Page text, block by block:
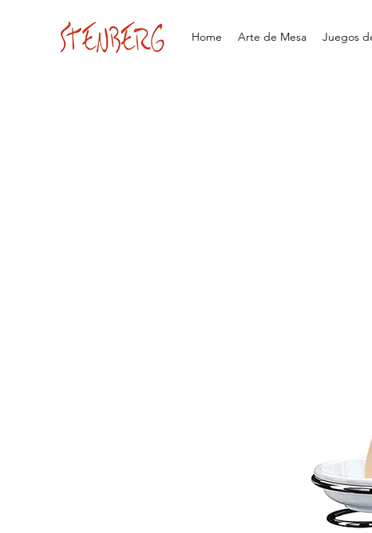
Home Arte de Mesa Juegos